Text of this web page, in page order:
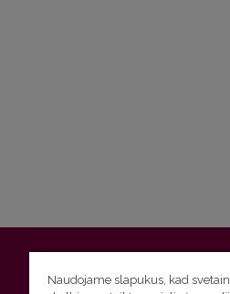
Vilniaus universitetas
Naudojame slapukus, kad